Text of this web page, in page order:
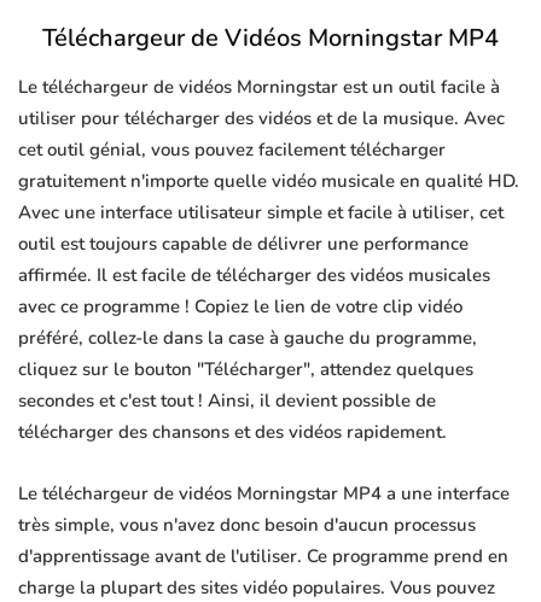
Téléchargeur de Vidéos Morningstar MP4
Le téléchargeur de vidéos Morningstar est un outil facile à
utiliser pour télécharger des vidéos et de la musique. Avec
cet outil génial, vous pouvez facilement télécharger
gratuitement n'importe quelle vidéo musicale en qualité HD.
Avec une interface utilisateur simple et facile à utiliser, cet
outil est toujours capable de délivrer une performance
affirmée. Il est facile de télécharger des vidéos musicales
avec ce programme ! Copiez le lien de votre clip vidéo
préféré, collez-le dans la case à gauche du programme,
cliquez sur le bouton "Télécharger", attendez quelques
secondes et c'est tout ! Ainsi, il devient possible de
télécharger des chansons et des vidéos rapidement.
Le téléchargeur de vidéos Morningstar MP4 a une interface
très simple, vous n'avez donc besoin d'aucun processus
d'apprentissage avant de l'utiliser. Ce programme prend en
charge la plupart des sites vidéo populaires. Vous pouvez